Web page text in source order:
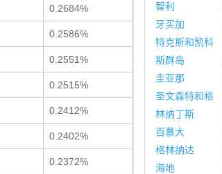
0.2684%
0.2586%
0.2551%
0.2515%
0.2412%
0.2402%
0.2372%
智利
牙买加
特克斯和凯科
斯群岛
圭亚那
圣文森特和格
林纳丁斯
百慕大
格林纳达
海地